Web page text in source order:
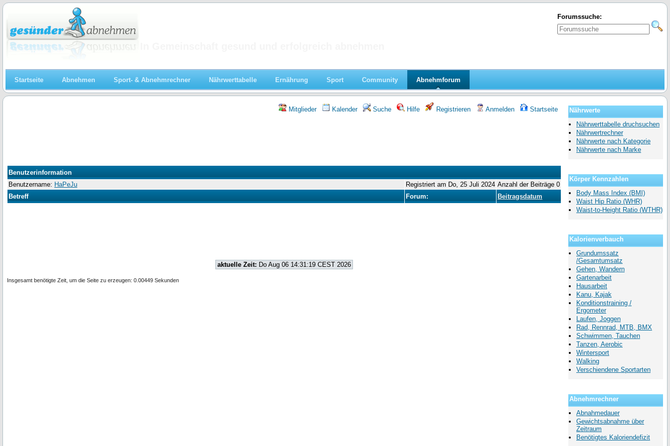
Forumssuche:
Startseite Abnehmen Sport- & Abnehmrechner Nährwerttabelle Ernährung Sport Community Abnehmforum
Mitglieder Kalender Suche Hilfe Registrieren Anmelden Startseite
Benutzerinformation
Benutzername: HaPeJu Registriert am Do, 25 Juli 2024 Anzahl der Beiträge 0
Betreff
Forum: Beitragsdatum
aktuelle Zeit: Do Aug 06 14:31:19 CEST 2026
Insgesamt benötigte Zeit, um die Seite zu erzeugen: 0.00449 Sekunden
Nährwerte
Nährwerttabelle druchsuchen
Nährwertrechner
Nährwerte nach Kategorie
Nährwerte nach Marke
Körper Kennzahlen
Body Mass Index (BMI)
Waist Hip Ratio (WHR)
Waist-to-Height Ratio (WTHR)
Kalorienverbauch
Grundumssatz
/Gesamtumsatz
Gehen, Wandern
Gartenarbeit
Hausarbeit
Kanu, Kajak
Konditionstraining /
Ergometer
Laufen, Joggen
Rad, Rennrad, MTB, BMX
Schwimmen, Tauchen
Tanzen, Aerobic
Wintersport
Walking
Verschiendene Sportarten
Abnehmrechner
Abnahmedauer
Gewichtsabnahme über
Zeitraum
Benötigtes Kaloriendefizit